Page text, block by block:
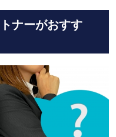
ナーがおすす